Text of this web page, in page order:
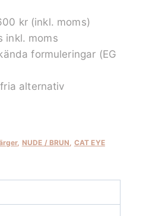
kr (inkl. moms)
inkl. moms
formuleringar (EG
alternativ
, NUDE / BRUN, CAT EYE